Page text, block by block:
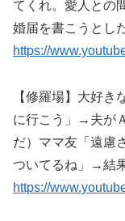
てくれ。愛人との
婚届を書こうとし
https://
【修羅場】大好
に行こう」→夫が
だ）ママ友「遠慮
ついてるね」→結
https://